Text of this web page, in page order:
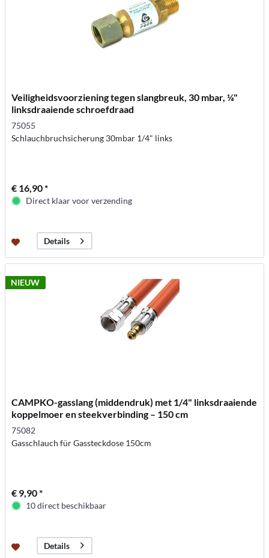
Veiligheidsvoorziening tegen slangbreuk, 30 mbar, ¼"
linksdraaiende schroefdraad
75055
Schlauchbruchsicherung 30mbar 1/4" links
€ 16,90 *
Direct klaar voor verzending
Details
NIEUW
CAMPKO-gasslang (middendruk) met 1/4" linksdraaiende
koppelmoer en steekverbinding – 150 cm
75082
Gasschlauch für Gassteckdose 150cm
€ 9,90 *
10 direct beschikbaar
Details